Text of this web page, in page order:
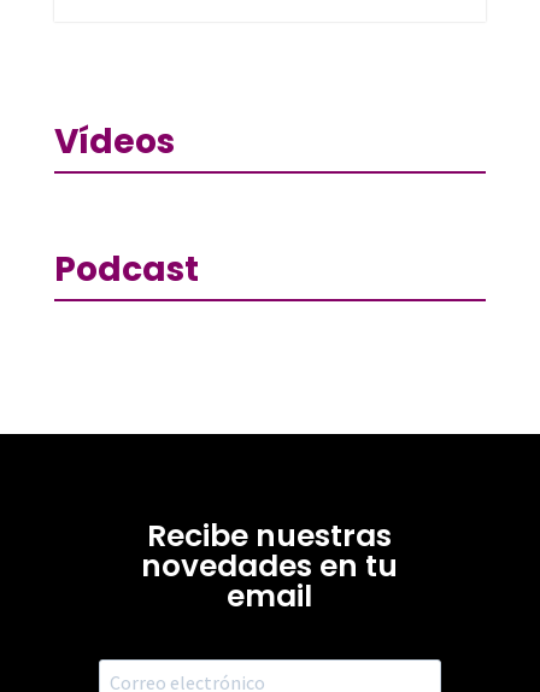
Vídeos
Podcast
Recibe nuestras
novedades en tu
email